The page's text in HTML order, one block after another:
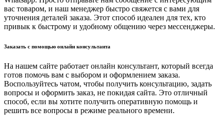
вас товаром, и наш менеджер быстро свяжется с вами для
уточнения деталей заказа. Этот способ идеален для тех, кто
привык к быстрому и удобному общению через мессенджеры.
Заказать с помощью онлайн консультанта
На нашем сайте работает онлайн консультант, который всегда
готов помочь вам с выбором и оформлением заказа.
Воспользуйтесь чатом, чтобы получить консультацию, задать
вопросы и оформить заказ, не покидая сайта. Это отличный
способ, если вы хотите получить оперативную помощь и
решить все вопросы в режиме реального времени.